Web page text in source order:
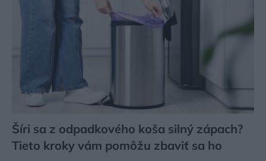
Šíri sa z odpadkového koša silný zápach?
Tieto kroky vám pomôžu zbaviť sa ho